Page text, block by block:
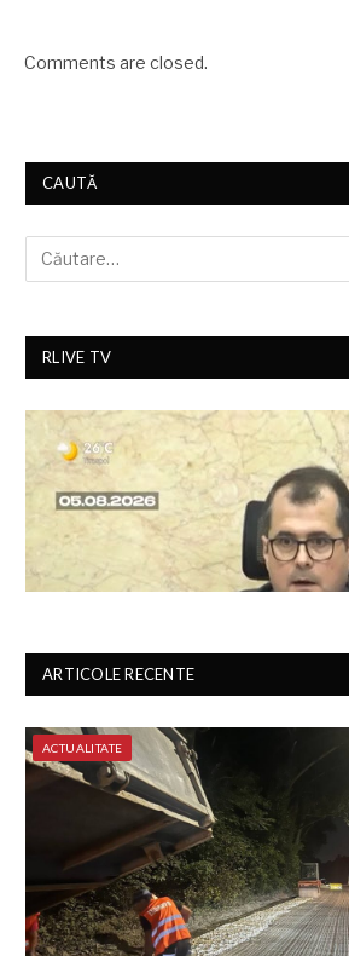
Comments are closed.
CAUTĂ
RLIVE TV
ARTICOLE RECENTE
ACTUALITATE